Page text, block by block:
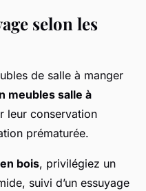
selon les
de salle à manger
meubles salle à
leur conservation
prématurée.
bois, privilégiez un
suivi d’un essuyage